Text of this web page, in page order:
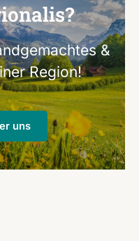
&
Region!
uns